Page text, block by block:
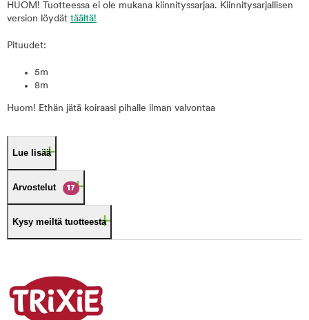
HUOM! Tuotteessa ei ole mukana kiinnityssarjaa. Kiinnitysarjallisen
version löydät täältä!
Pituudet:
5m
8m
Huom! Ethän jätä koiraasi pihalle ilman valvontaa
Lue lisää
Arvostelut 17
Kysy meiltä tuotteesta